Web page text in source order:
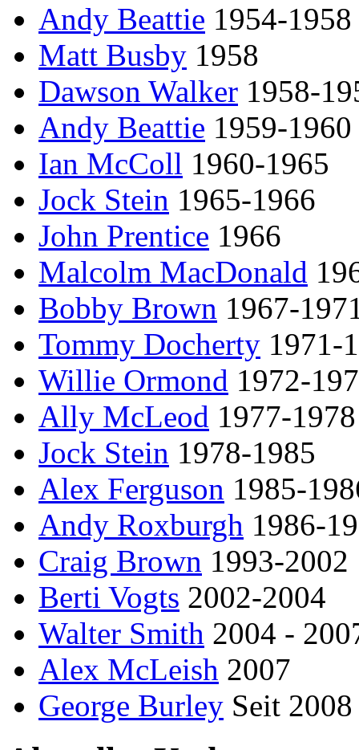
Andy Beattie 1954-1958
Matt Busby 1958
Dawson Walker 1958-
Andy Beattie 1959-1960
Ian McColl 1960-1965
Jock Stein 1965-1966
John Prentice 1966
Malcolm MacDonald
Bobby Brown 1967-
Tommy Docherty 1971-
Willie Ormond 1972-
Ally McLeod 1977-1978
Jock Stein 1978-1985
Alex Ferguson 1985-
Andy Roxburgh 1986-
Craig Brown 1993-2002
Berti Vogts 2002-2004
Walter Smith 2004 -
Alex McLeish 2007
George Burley Seit 2008